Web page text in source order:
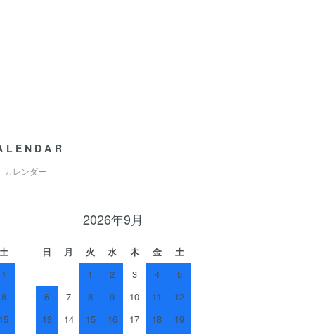
カレンダー
土
1
8
15
2026年9月
日 月 火 水 木 金
土
1
2 3 4
5
6
7 8 9 10 11
12
13
14 15 16 17 18
19